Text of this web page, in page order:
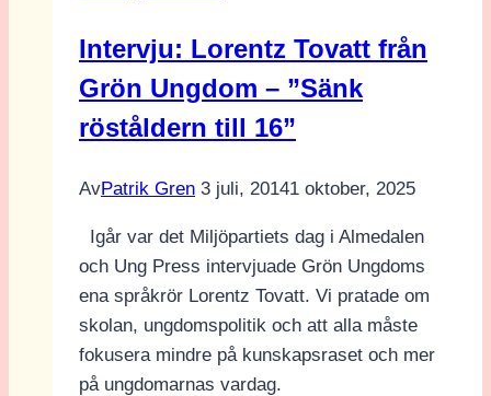
Intervju: Lorentz Tovatt från
Grön Ungdom – ”Sänk
röståldern till 16”
AvPatrik Gren 3 juli, 20141 oktober, 2025
Igår var det Miljöpartiets dag i Almedalen
och Ung Press intervjuade Grön Ungdoms
ena språkrör Lorentz Tovatt. Vi pratade om
skolan, ungdomspolitik och att alla måste
fokusera mindre på kunskapsraset och mer
på ungdomarnas vardag.